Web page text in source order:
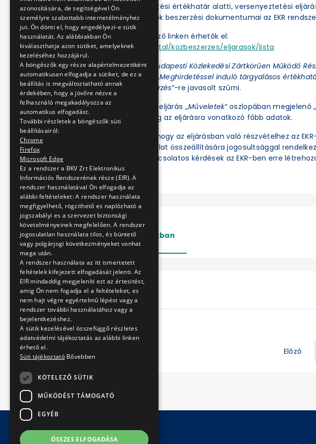
A BKV Zrt. a közbeszerzési értékhatár alatti, versenyeztetési
folytatja le. Az eljárások beszerzési dokumentumai az EKR
Az eljárások a következő linken érhetők el:
https://ekr.gov.hu/portal/kozbeszerzes/eljarasok/lista
Az Ajánlatkérőnél a „
Budapesti Közlekedési Zártkörűen Működő
az Eljárás fajtájánál a „Meghirdetéssel induló tárgyalásos
értékhatár alatti beszerzés”-re javasolt szűrni.
Ezt követően az adott eljárás „Műveletek” oszlopában megjelenő
illetve tekinthetők meg az eljárásra vonatkozó főbb adatok.
Felhívjuk a figyelmet, hogy az eljárásban való részvételhez az
ben regisztrált és ajánlat összeállítására jogosultsággal
meg. Az eljárással kapcsolatos kérdések az EKR-ben erre
Lezárt Folyamatban
Cím
Előző
azonosítására, de segítségével Ön
személyre szabottabb internetélményhez
jut. Ön dönti el, hogy engedélyezi-e sütik
használatát. Az alábbiakban Ön
kiválaszthatja azon sütiket, amelyeknek
kezeléséhez hozzájárul.
A böngészők egy része alapértelmezettként
automatikusan elfogadja a sütiket, de ez a
beállítás is megváltoztatható annak
érdekében, hogy a jövőre nézve a
felhasználó megakadályozza az
automatikus elfogadást.
További részletek a böngészők süti
beállításairól:
Chrome
Firefox
Microsoft Edge
Ez a rendszer a BKV Zrt Elektronikus
Információs Rendszerének része (EIR). A
rendszer használatával Ön elfogadja az
alábbi feltételeket: A rendszer használata
megfigyelhető, rögzithető es naplózható a
jogszabályi es a szervezet biztonsági
követelményeinek megfelelően. A rendszer
jogosulatlan használata tilos, és büntető
vagy polgárjogi következményeket vonhat
maga után.
A rendszer használata az itt ismertetett
feltételek kifejezett elfogadását jelenti. Az
EIR mindaddig megjeleníti ezt az értesitést,
amig Ön nem fogadja el a feltételeket, es
nem hajt végre egyértelmű lépést vagy a
rendszer további használatához vagy a
bejelentkezéshez.
A sütik kezelésével összefüggő részletes
adatvédelmi tájékoztatás az alábbi linken
érhető el.
Süti tájékoztató Bővebben
KÖTELEZŐ SÜTIK
MŰKÖDÉST TÁMOGATÓ
EGYÉB
ÖSSZES ELFOGADÁSA